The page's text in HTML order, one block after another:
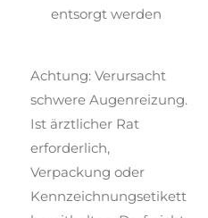
entsorgt werden
Achtung: Verursacht
schwere Augenreizung.
Ist ärztlicher Rat
erforderlich,
Verpackung oder
Kennzeichnungsetikett